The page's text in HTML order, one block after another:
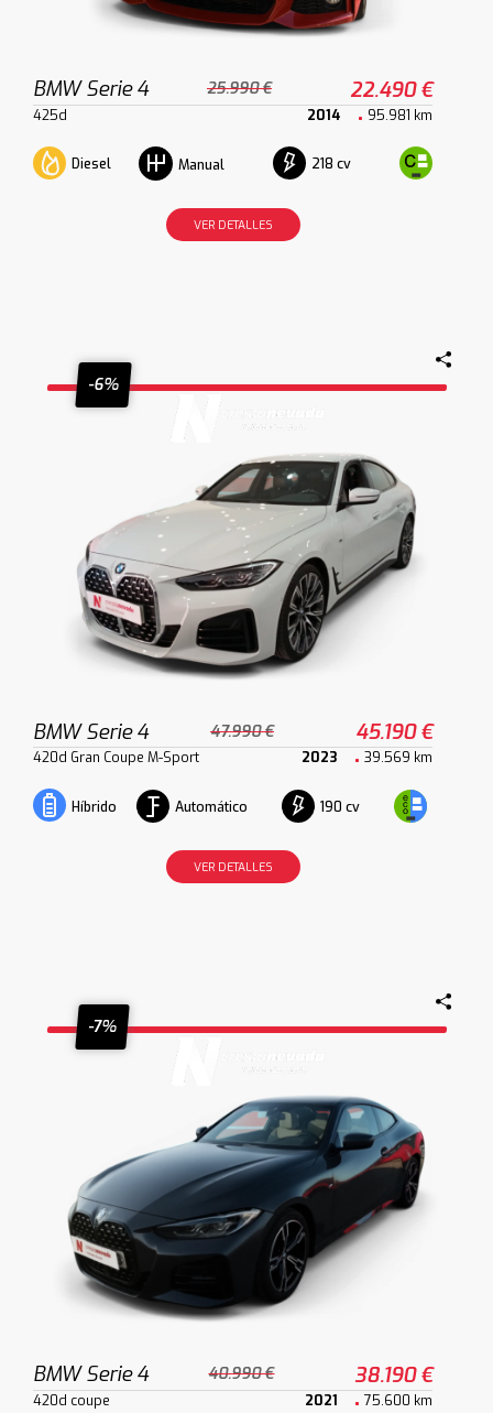
BMW Serie 4 25.990 € 22.490 €
425d 2014 95.981 km
Diesel Manual 218 cv
VER DETALLES
-6%
BMW Serie 4 47.990 € 45.190 €
420d Gran Coupe M-Sport 2023 39.569 km
Híbrido Automático 190 cv
VER DETALLES
-7%
BMW Serie 4 40.990 € 38.190 €
420d coupe 2021 75.600 km